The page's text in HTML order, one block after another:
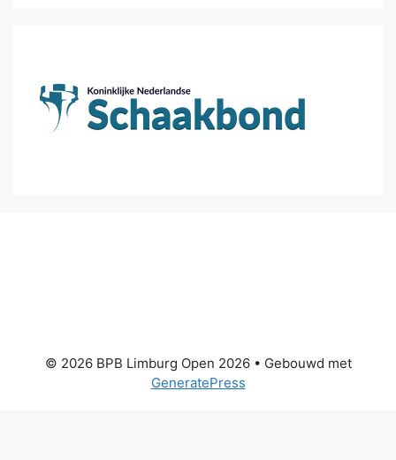
© 2026 BPB Limburg Open 2026• Gebouwd met
GeneratePress